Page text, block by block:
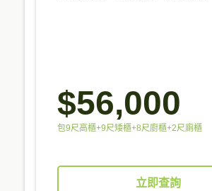
$56,000
包9尺高櫃+9尺矮櫃+8尺廚櫃+2尺廁櫃
立即查詢